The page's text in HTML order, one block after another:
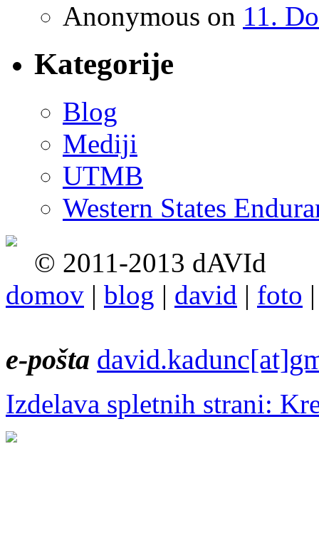
Anonymous on 11.
Kategorije
Blog
Mediji
UTMB
Western States
© 2011-2013 dAVId
domov | blog | david | foto
e-pošta
Izdelava spletnih strani: